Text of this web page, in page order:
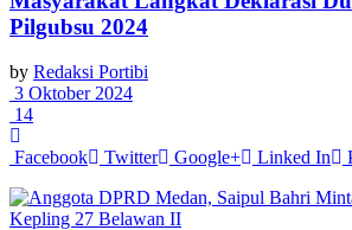
Pilgubsu 2024
by Redaksi Portibi
3 Oktober 2024
14
Facebook Twitter Google+ Linked In